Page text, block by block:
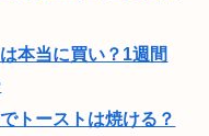
本当に買い？1週間
トーストは焼ける？